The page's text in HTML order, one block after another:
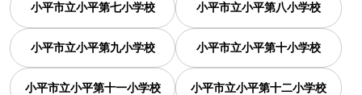
小平市立小平第七小学校 小平市立小平第八小学校
小平市立小平第九小学校 小平市立小平第十小学校
小平市立小平第十一小学校 小平市立小平第十二小学校